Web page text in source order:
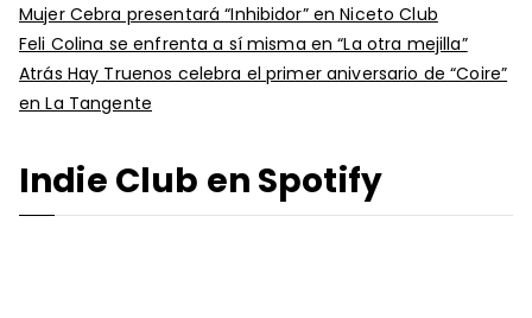
Mujer Cebra presentará “Inhibidor” en Niceto Club
Feli Colina se enfrenta a sí misma en “La otra mejilla”
Atrás Hay Truenos celebra el primer aniversario de “Coire”
en La Tangente
Indie Club en Spotify